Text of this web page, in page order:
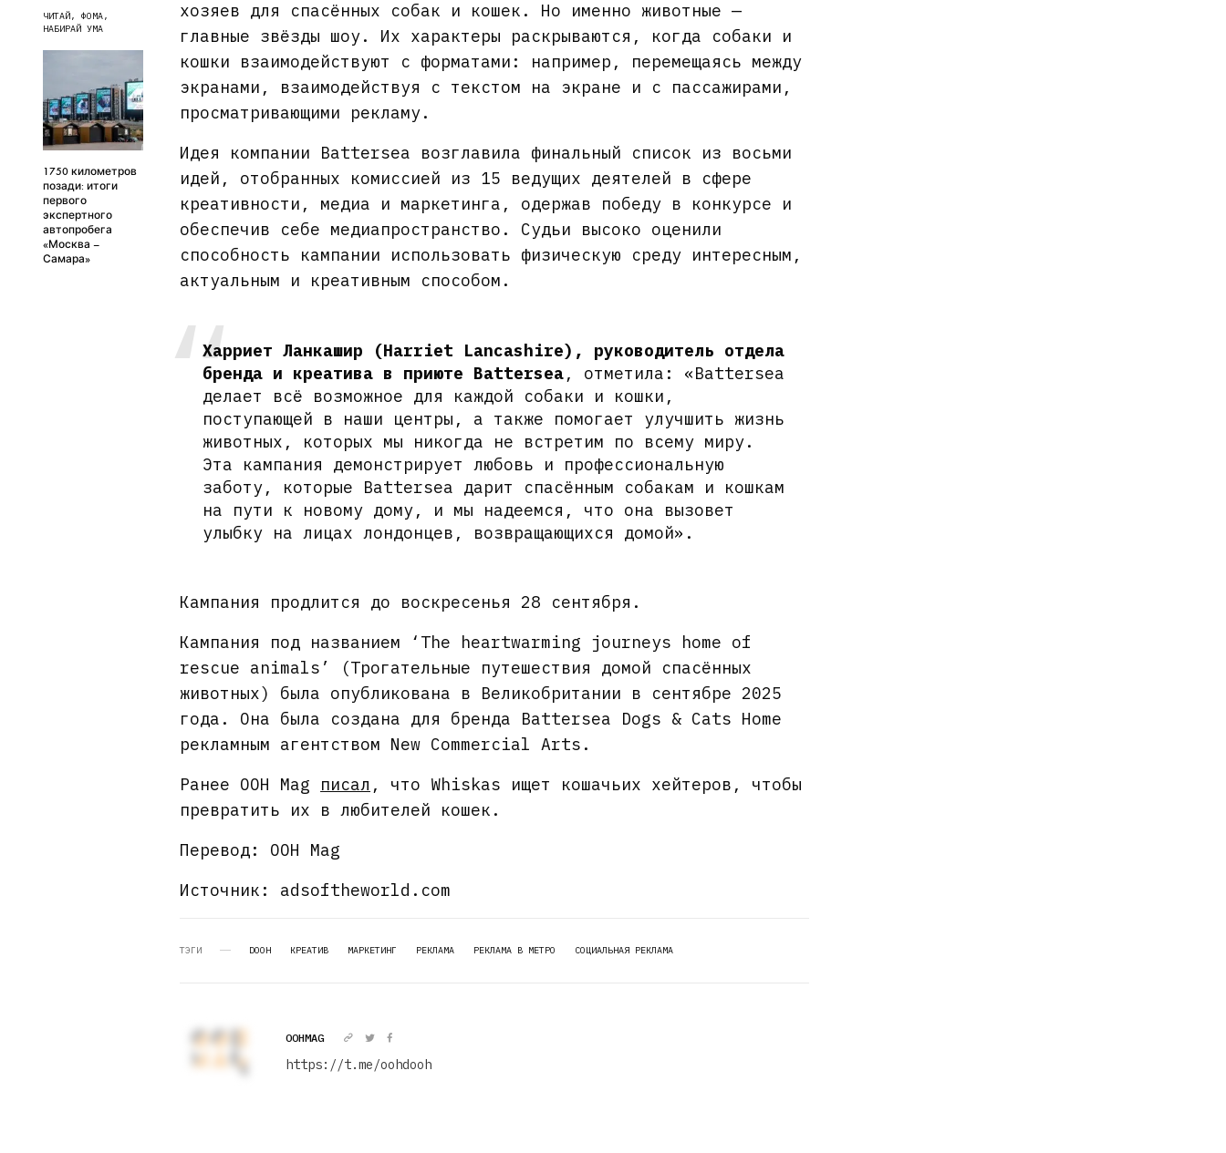
ЧИТАЙ, ФОМА,
НАБИРАЙ УМА
1750 километров
позади: итоги
первого
экспертного
автопробега
«Москва –
Самара»
хозяев для спасённых собак и кошек. Но именно животные —
главные звёзды шоу. Их характеры раскрываются, когда собаки и
кошки взаимодействуют с форматами: например, перемещаясь между
экранами, взаимодействуя с текстом на экране и с пассажирами,
просматривающими рекламу.
Идея компании Battersea возглавила финальный список из восьми
идей, отобранных комиссией из 15 ведущих деятелей в сфере
креативности, медиа и маркетинга, одержав победу в конкурсе и
обеспечив себе медиапространство. Судьи высоко оценили
способность кампании использовать физическую среду интересным,
актуальным и креативным способом.
Харриет Ланкашир (Harriet Lancashire), руководитель отдела
бренда и креатива в приюте Battersea, отметила: «Battersea
делает всё возможное для каждой собаки и кошки,
поступающей в наши центры, а также помогает улучшить жизнь
животных, которых мы никогда не встретим по всему миру.
Эта кампания демонстрирует любовь и профессиональную
заботу, которые Battersea дарит спасённым собакам и кошкам
на пути к новому дому, и мы надеемся, что она вызовет
улыбку на лицах лондонцев, возвращающихся домой».
Кампания продлится до воскресенья 28 сентября.
Кампания под названием ‘The heartwarming journeys home of
rescue animals’ (Трогательные путешествия домой спасённых
животных) была опубликована в Великобритании в сентябре 2025
года. Она была создана для бренда Battersea Dogs & Cats Home
рекламным агентством New Commercial Arts.
Ранее OOH Mag писал , что Whiskas ищет кошачьих хейтеров, чтобы
превратить их в любителей кошек.
Перевод: OOH Mag
Источник: adsoftheworld.com
ТЭГИ DOOH КРЕАТИВ МАРКЕТИНГ РЕКЛАМА РЕКЛАМА В МЕТРО СОЦИАЛЬНАЯ РЕКЛАМА
OOHMAG
https://t.me/oohdooh